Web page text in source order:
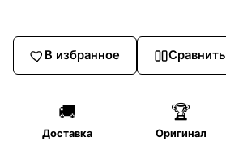
В избранное Сравнить
🚚
Доставка
🏆
Оригинал